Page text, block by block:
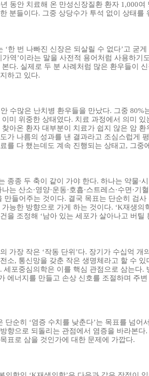
년 동안 치료해 온 만성신장질환 환자1,000여
분들이다. 그중 상당수가 투석 없이 상태를
‘한 번 나빠진 신장은 되살릴 수 없다’고 굳게
가역’이라는 말을 사전적 용어처럼 사용하기
본다. 실제로 두 분 사례처럼 많은 환우들이
하고 있다.
수많은 난치병 환우들을 만났다. 그중 80%
미 위중한 상태였다. 치료 과정에서 의미 있
찾아온 환자 대부분이 치료가 쉽지 않은 암 환
가 나름의 성과를 낸 결과라고 조심스럽게
를 다 했는데도 계속 진행되는 상태고, 그중
종종 두 축이 같이 가야 한다. 하나는 약물·
는 산소·영양·운동·호흡·스트레스·수면·
만들어주는 것이다. 결국 목표는 단순히 검
능한 방향으로 가게 하는 것이다. ‘K재생의
을 조정해 ‘남아 있는 세포가 살아나고 버틸
가장 작은 ‘작동 단위’다. 장기가 수십억 개
소, 통신망을 갖춘 작은 생명체라고 할 수 있
. 세포중심의학은 이를 핵심 관점으로 삼는다.
에너지를 만들고 손상 신호를 조절하며 주
단순히 ‘염증 수치를 낮춘다’는 목표를 넘어서
향으로 되돌리는 관점에서 염증을 바라본다.
표로 삼을 것인가에 대한 문제에 가깝다.